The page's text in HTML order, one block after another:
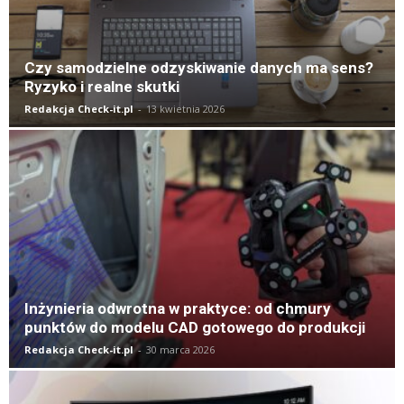
Czy samodzielne odzyskiwanie danych ma sens?
Ryzyko i realne skutki
Redakcja Check-it.pl - 13 kwietnia 2026
Inżynieria odwrotna w praktyce: od chmury
punktów do modelu CAD gotowego do produkcji
Redakcja Check-it.pl - 30 marca 2026